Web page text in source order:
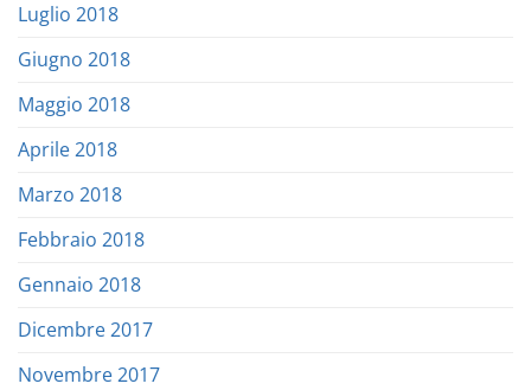
Luglio 2018
Giugno 2018
Maggio 2018
Aprile 2018
Marzo 2018
Febbraio 2018
Gennaio 2018
Dicembre 2017
Novembre 2017